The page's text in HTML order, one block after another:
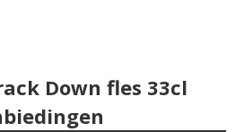
Down fles 33cl